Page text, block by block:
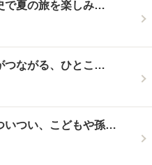
で夏の旅を楽しみ…
つながる、ひとこ…
つい、こどもや孫…